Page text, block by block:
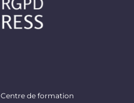
Centre de formation